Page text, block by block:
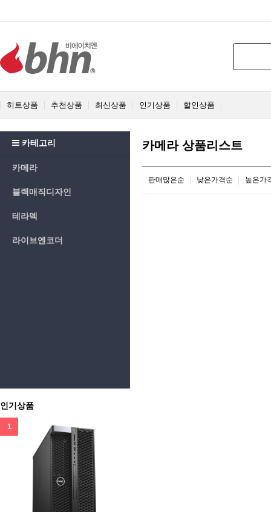
히트상품 추천상품 최신상품 인기상품 할인상품
카테고리
카메라
블랙매직디자인
테라덱
라이브엔코더
인기상품
1
카메라 상품리스트
판매많은순 낮은가격순 높은가